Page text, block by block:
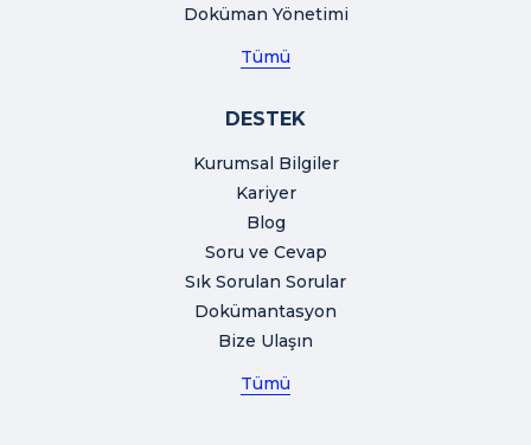
Doküman Yönetimi
Tümü
DESTEK
Kurumsal Bilgiler
Kariyer
Blog
Soru ve Cevap
Sık Sorulan Sorular
Dokümantasyon
Bize Ulaşın
Tümü